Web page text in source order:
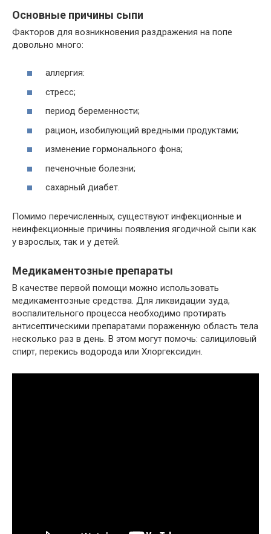
Основные причины сыпи
Факторов для возникновения раздражения на попе
довольно много:
аллергия:
стресс;
период беременности;
рацион, изобилующий вредными продуктами;
изменение гормонального фона;
печеночные болезни;
сахарный диабет.
Помимо перечисленных, существуют инфекционные и
неинфекционные причины появления ягодичной сыпи как
у взрослых, так и у детей.
Медикаментозные препараты
В качестве первой помощи можно использовать
медикаментозные средства. Для ликвидации зуда,
воспалительного процесса необходимо протирать
антисептическими препаратами пораженную область тела
несколько раз в день. В этом могут помочь: салициловый
спирт, перекись водорода или Хлоргексидин.